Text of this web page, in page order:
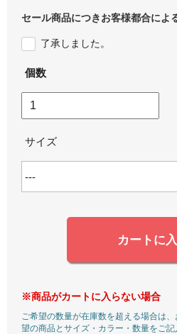
セール商品につきお客様都合によ
了承しました。
個数
サイズ
カートに
※商品がカートに入らない場合
ご希望の数量が在庫数を超える場合は
望の商品とサイズ・カラー・数量をご記